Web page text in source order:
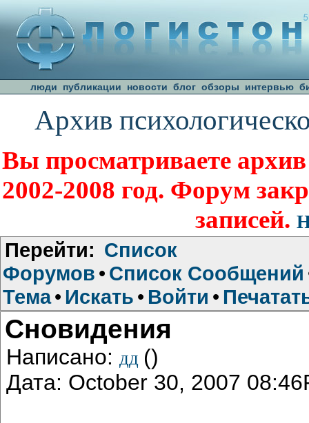
люди публикации новости блог обзоры интервью
Архив
Вы просматриваете
2002-2008 год. Форум
записей.
Перейти: Список
Форумов • Список Сообщений
Тема• Искать • Войти •
Сновидения
Написано: дд ()
Дата: October 30, 2007